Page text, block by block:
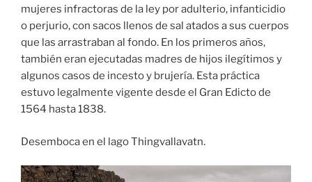
mujeres infractoras de la ley por adulterio, infanticidio
o perjurio, con sacos llenos de sal atados a sus cuerpos
que las arrastraban al fondo. En los primeros años,
también eran ejecutadas madres de hijos ilegítimos y
algunos casos de incesto y brujería. Esta práctica
estuvo legalmente vigente desde el Gran Edicto de
1564 hasta 1838.
Desemboca en el lago Thingvallavatn.